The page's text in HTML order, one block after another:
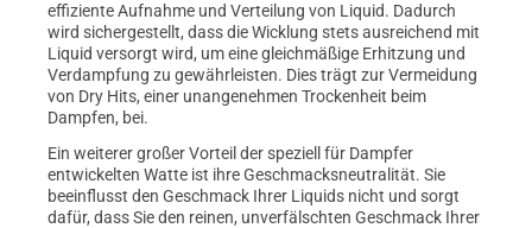
effiziente Aufnahme und Verteilung von Liquid. Dadurch
wird sichergestellt, dass die Wicklung stets ausreichend mit
Liquid versorgt wird, um eine gleichmäßige Erhitzung und
Verdampfung zu gewährleisten. Dies trägt zur Vermeidung
von Dry Hits, einer unangenehmen Trockenheit beim
Dampfen, bei.
Ein weiterer großer Vorteil der speziell für Dampfer
entwickelten Watte ist ihre Geschmacksneutralität. Sie
beeinflusst den Geschmack Ihrer Liquids nicht und sorgt
dafür, dass Sie den reinen, unverfälschten Geschmack Ihrer